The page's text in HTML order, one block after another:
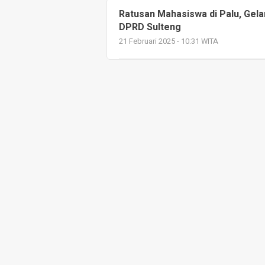
Ratusan Mahasiswa di Palu,
DPRD Sulteng
21 Februari 2025 - 10:31 WITA